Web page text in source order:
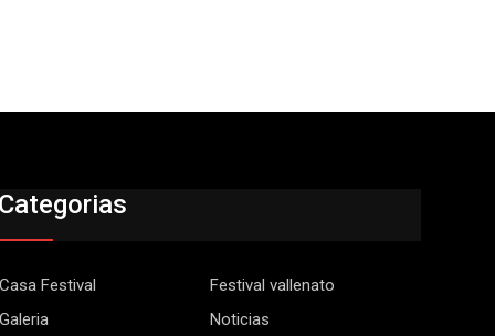
Festival
Festival vallenato
Noticias